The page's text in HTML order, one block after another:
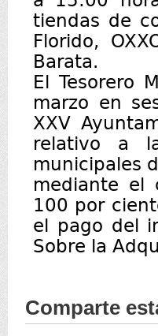
tiendas de
Florido,
Barata.
El Tesorero
marzo en
XXV
relativo a
municipales
mediante el
100 por
el pago del
Sobre la
Comparte